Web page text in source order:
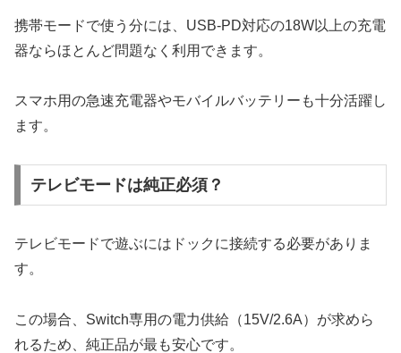
携帯モードで使う分には、USB-PD対応の18W以上の充電
器ならほとんど問題なく利用できます。
スマホ用の急速充電器やモバイルバッテリーも十分活躍し
ます。
テレビモードは純正必須？
テレビモードで遊ぶにはドックに接続する必要がありま
す。
この場合、Switch専用の電力供給（15V/2.6A）が求めら
れるため、純正品が最も安心です。